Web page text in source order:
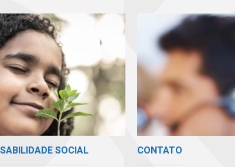
SOCIAL CONTATO